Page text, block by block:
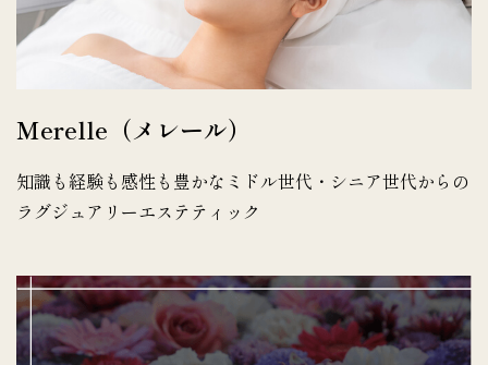
Merelle（メレール）
知識も経験も感性も豊かなミドル世代・シニア世代からの
ラグジュアリーエステティック